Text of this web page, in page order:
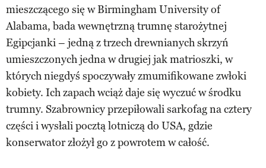
mieszczącego się w Birmingham University of
Alabama, bada wewnętrzną trumnę starożytnej
Egipcjanki – jedną z trzech drewnianych skrzyń
umieszczonych jedna w drugiej jak matrioszki, w
których niegdyś spoczywały zmumifikowane zwłoki
kobiety. Ich zapach wciąż daje się wyczuć w środku
trumny. Szabrownicy przepiłowali sarkofag na cztery
części i wysłali pocztą lotniczą do USA, gdzie
konserwator złożył go z powrotem w całość.